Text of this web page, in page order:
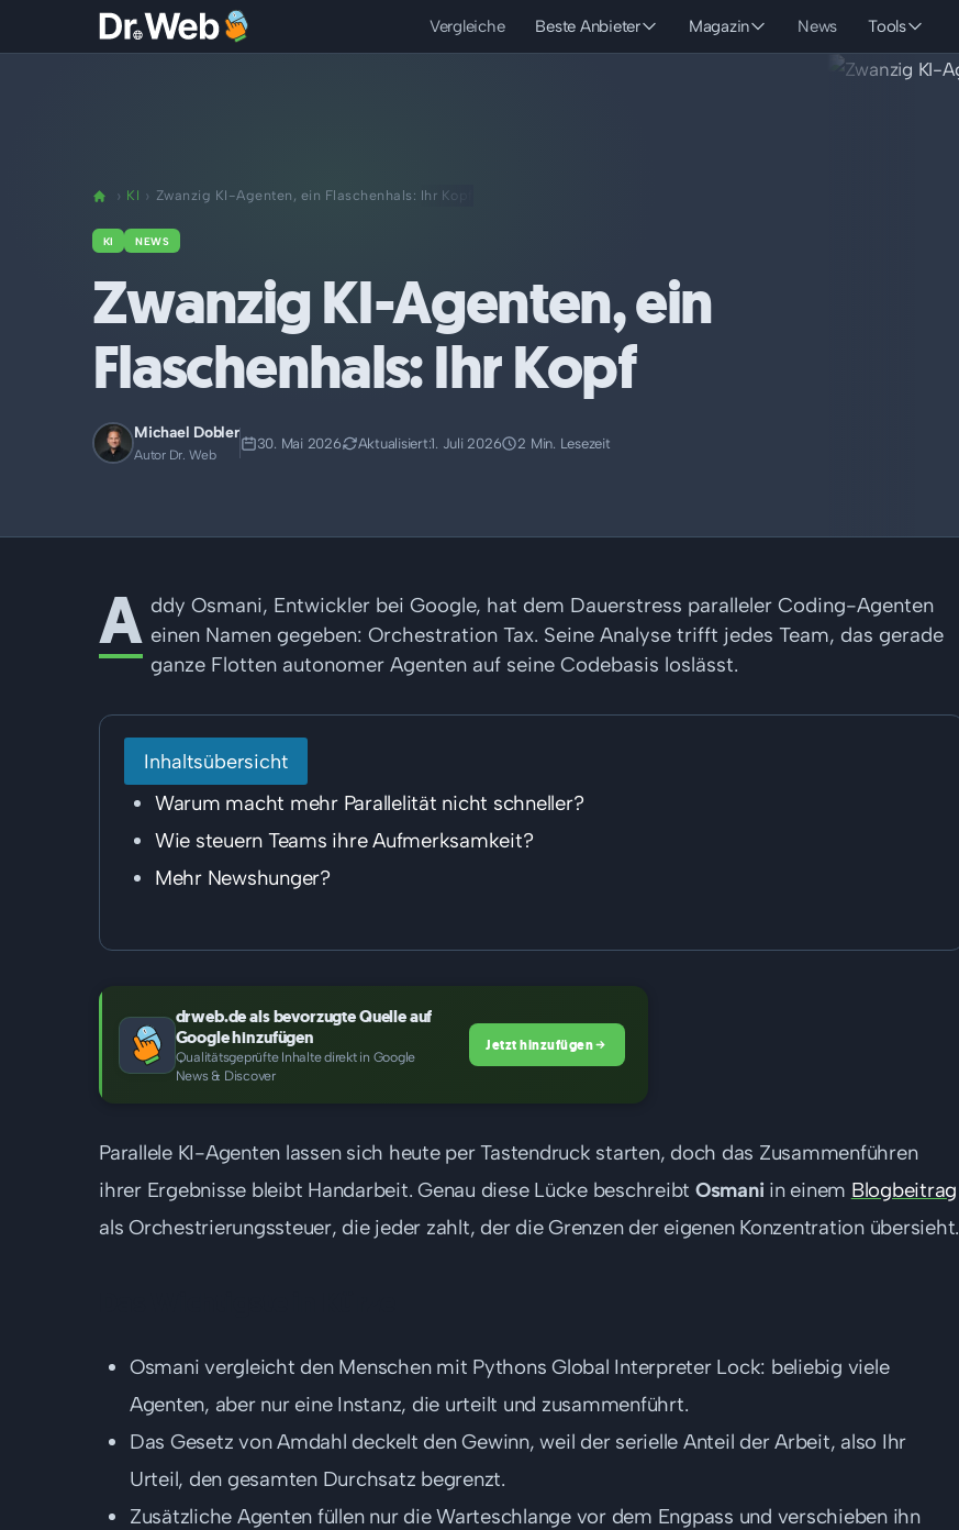
Vergleiche Beste Anbieter Magazin News Tools
KI Zwanzig KI-Agenten, ein Flaschenhals: Ihr Kopf
KI NEWS
Zwanzig KI-Agenten, ein
Flaschenhals: Ihr Kopf
Michael Dobler
Autor Dr. Web
30. Mai 2026 Aktualisiert:1. Juli 2026 2 Min. Lesezeit
A ddy Osmani, Entwickler bei Google, hat dem Dauerstress paralleler Coding-Agenten
einen Namen gegeben: Orchestration Tax. Seine Analyse trifft jedes Team, das gerade
ganze Flotten autonomer Agenten auf seine Codebasis loslässt.
Inhaltsübersicht
Warum macht mehr Parallelität nicht schneller?
Wie steuern Teams ihre Aufmerksamkeit?
Mehr Newshunger?
drweb.de als bevorzugte Quelle auf
Google hinzufügen
Qualitätsgeprüfte Inhalte direkt in Google
News & Discover
Jetzt hinzufügen
Parallele KI-Agenten lassen sich heute per Tastendruck starten, doch das Zusammenführen
ihrer Ergebnisse bleibt Handarbeit. Genau diese Lücke beschreibt Osmani in einem Blogbeitrag
als Orchestrierungssteuer, die jeder zahlt, der die Grenzen der eigenen Konzentration übersieht.
Osmani vergleicht den Menschen mit Pythons Global Interpreter Lock: beliebig viele
Agenten, aber nur eine Instanz, die urteilt und zusammenführt.
Das Gesetz von Amdahl deckelt den Gewinn, weil der serielle Anteil der Arbeit, also Ihr
Urteil, den gesamten Durchsatz begrenzt.
Zusätzliche Agenten füllen nur die Warteschlange vor dem Engpass und verschieben ihn